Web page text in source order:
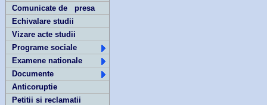
Comunicate de presa
Echivalare studii
Vizare acte studii
Programe sociale
Examene nationale
Documente
Anticoruptie
Petitii si reclamatii